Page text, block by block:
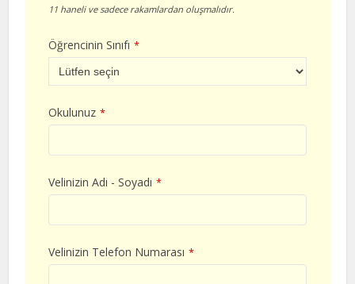
11 haneli ve sadece rakamlardan oluşmalıdır.
Öğrencinin Sınıfı *
Okulunuz *
Velinizin Adı - Soyadı *
Velinizin Telefon Numarası *